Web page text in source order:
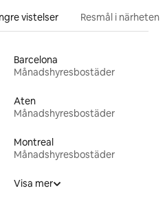
vistelser Resmål i närheten
Barcelona
Månadshyresbostäder
Aten
Månadshyresbostäder
Montreal
Månadshyresbostäder
Visa mer